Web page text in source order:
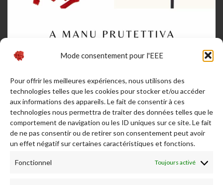
Mode consentement pour l'EEE
Pour offrir les meilleures expériences, nous utilisons des
technologies telles que les cookies pour stocker et/ou accéder
aux informations des appareils. Le fait de consentir à ces
technologies nous permettra de traiter des données telles que le
comportement de navigation ou les ID uniques sur ce site. Le fait
de ne pas consentir ou de retirer son consentement peut avoir
un effet négatif sur certaines caractéristiques et fonctions.
Fonctionnel Toujours activé
Afficher plus... Suivez-nous sur Instagram